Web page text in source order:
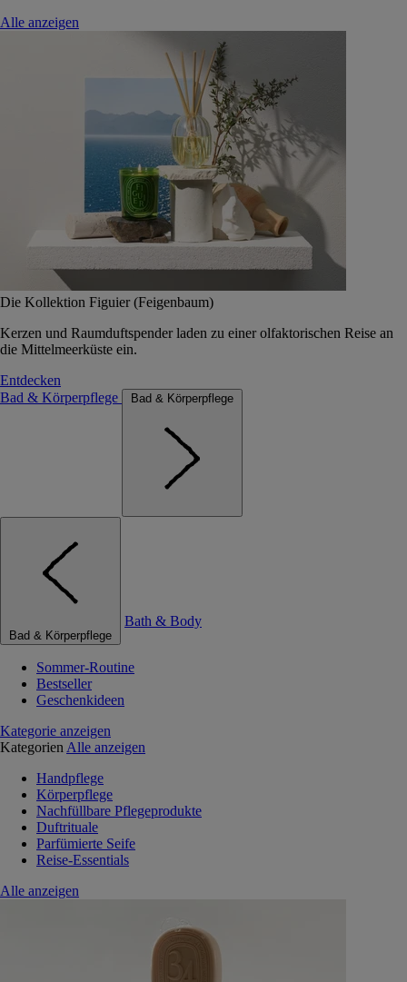
Alle anzeigen
Die Kollektion Figuier (Feigenbaum)
Kerzen und Raumduftspender laden zu einer olfaktorischen Reise an
die Mittelmeerküste ein.
Entdecken
Bad & Körperpflege
Bad & Körperpflege
Bad & Körperpflege
Bath & Body
Sommer-Routine
Bestseller
Geschenkideen
Kategorie anzeigen
Kategorien Alle anzeigen
Handpflege
Körperpflege
Nachfüllbare Pflegeprodukte
Duftrituale
Parfümierte Seife
Reise-Essentials
Alle anzeigen